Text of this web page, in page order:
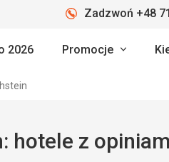
Zadzwoń +48
2026 Promocje
Ramsau am Dachstein: